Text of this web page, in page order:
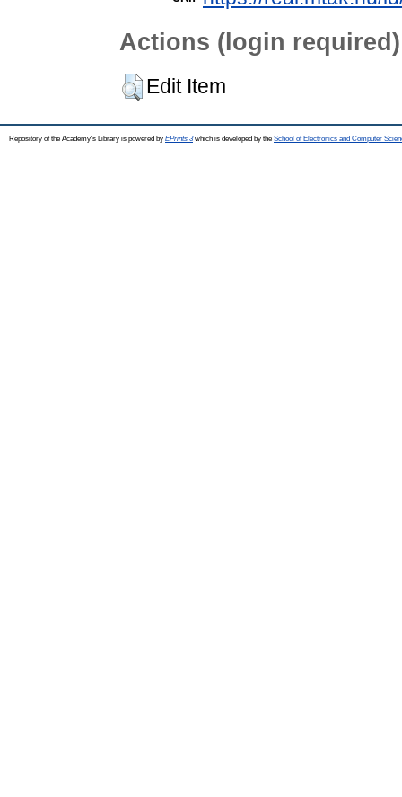
Actions (login required)
Edit Item
Repository of the Academy's Library is powered by EPrints 3which is developed by the School of Electronics and Computer